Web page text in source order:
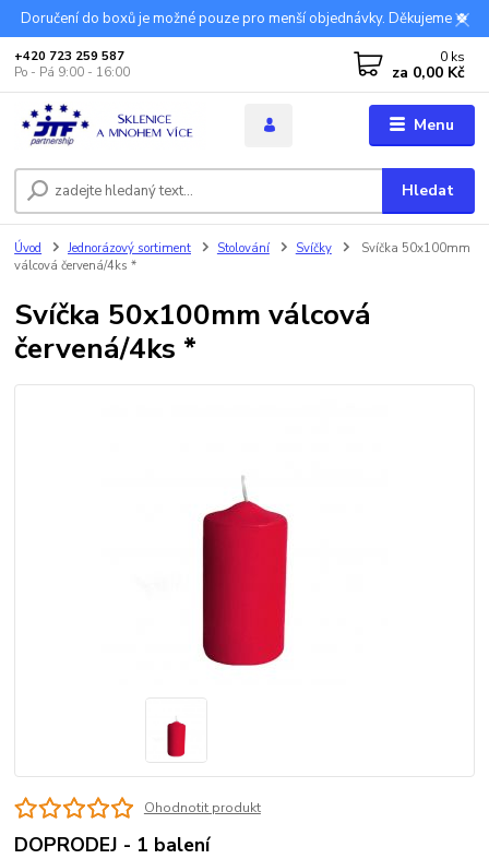
Doručení do boxů je možné pouze pro menší objednávky. Děkujeme 🍀
Menu
Hledat
+420 723 259 587
Po - Pá 9:00 - 16:00
0 ks
za 0,00 Kč
Úvod Jednorázový sortiment Stolování Svíčky
Svíčka 50x100mm
válcová červená/4ks *
Svíčka 50x100mm válcová
červená/4ks *
Ohodnotit produkt
DOPRODEJ - 1 balení